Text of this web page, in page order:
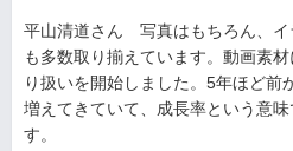
平山清道さん 写真はもちろん、イ
も多数取り揃えています。動画素
り扱いを開始しました。5年ほど前
増えてきていて、成長率という意
す。